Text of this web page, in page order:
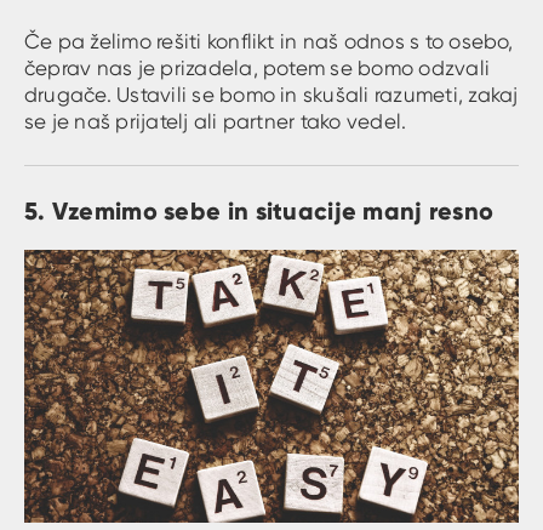
Če pa želimo rešiti konflikt in naš odnos s to osebo,
čeprav nas je prizadela, potem se bomo odzvali
drugače. Ustavili se bomo in skušali razumeti, zakaj
se je naš prijatelj ali partner tako vedel.
5. Vzemimo sebe in situacije manj resno